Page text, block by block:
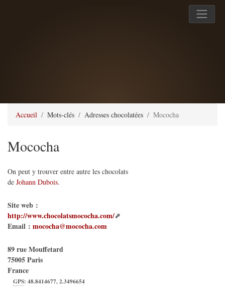
Accueil Mots-clés Adresses chocolatées Mococha
Mococha
On peut y trouver entre autre les chocolats
de Johann Dubois.
Site web :
http://www.chocolatsmococha.com/
Email : mococha@mococha.com
89 rue Mouffetard
75005Paris
France
GPS:48.8414677,2.3496654